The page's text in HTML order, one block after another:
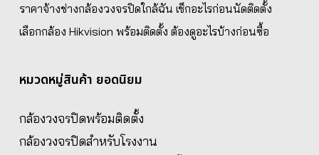
ราคาจ้างช่างกล้องวงจรปิดใกล้ฉัน เช็กอะไรก่อนนัดติดตั้ง
เลือกกล้อง Hikvision พร้อมติดตั้ง ต้องดูอะไรบ้างก่อนซื้อ
หมวดหมู่สินค้า ยอดนิยม
กล้องวงจรปิดพร้อมติดตั้ง
กล้องวงจรปิดสำหรับโรงงาน